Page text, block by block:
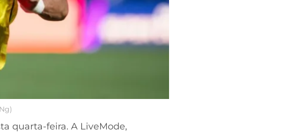
quarta-feira. A LiveMode,